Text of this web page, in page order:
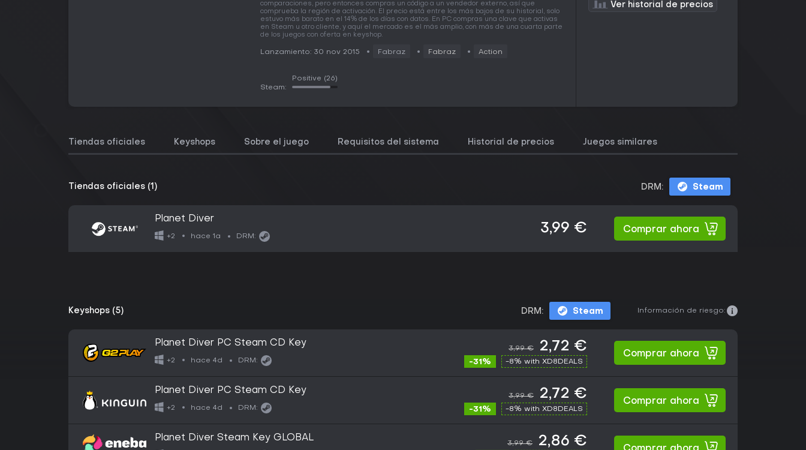
comparaciones, pero entonces compras un código a un vendedor externo, así que
comprueba la región de activación. El precio está entre los más bajos de su historial, solo
estuvo más barato en el 14% de los días con datos. En PC compras una clave que activas
en Steam u otro cliente, y aquí el mercado es el más amplio, con más de una cuarta parte
de los juegos con oferta en keyshop.
Lanzamiento: 30 nov 2015 Fabraz Fabraz Action
Steam:
Positive (26)
Ver historial de precios
Tiendas oficiales Keyshops Sobre el juego Requisitos del sistema Historial de precios Juegos similares
Tiendas oficiales (1) DRM: Steam
Planet Diver
+2 hace 1a DRM:
3,99 € Comprar ahora
Keyshops (5) DRM: Steam Información de riesgo:
Planet Diver PC Steam CD Key
+2 hace 4d DRM:
3,99 € 2,72 €
-31% -8% with XD8DEALS
Comprar ahora
Planet Diver PC Steam CD Key
+2 hace 4d DRM:
3,99 € 2,72 €
-31% -8% with XD8DEALS
Comprar ahora
Planet Diver Steam Key GLOBAL
3,99 € 2,86 €